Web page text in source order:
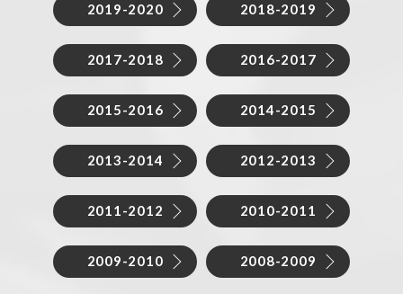
2019-2020 2018-2019
2017-2018 2016-2017
2015-2016 2014-2015
2013-2014 2012-2013
2011-2012 2010-2011
2009-2010 2008-2009